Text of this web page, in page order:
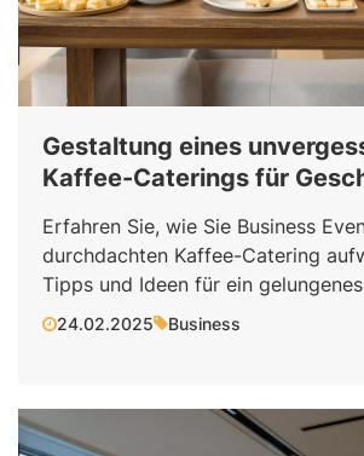
Gestaltung eines
Kaffee-Caterings für
Erfahren Sie, wie Sie Business
durchdachten Kaffee-Catering
Tipps und Ideen für ein
24.02.2025 Business